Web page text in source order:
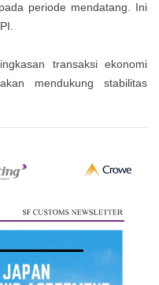
periode mendatang. Ini
transaksi ekonomi
mendukung stabilitas